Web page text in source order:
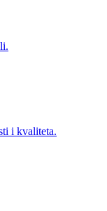
i kvaliteta.